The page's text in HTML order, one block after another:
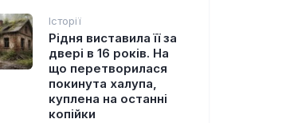
Історії
Рідня виставила її за
двері в 16 років. На
що перетворилася
покинута халупа,
куплена на останні
копійки